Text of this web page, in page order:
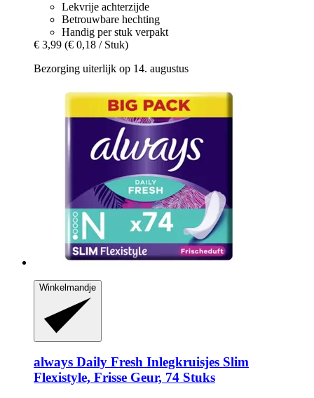
Lekvrije achterzijde
Betrouwbare hechting
Handig per stuk verpakt
€ 3,99 (€ 0,18 / Stuk)
Bezorging uiterlijk op 14. augustus
Winkelmandje
always Daily Fresh Inlegkruisjes Slim
Flexistyle, Frisse Geur, 74 Stuks